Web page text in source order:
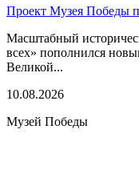
Проект Музея Победы
Масштабный
всех» пополнился
Великой...
10.08.2026
Музей Победы